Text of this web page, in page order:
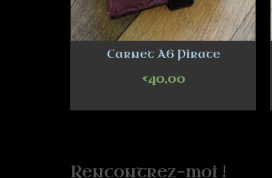
Carnet A6 Pirate
€40,00
Rencontrez-moi !